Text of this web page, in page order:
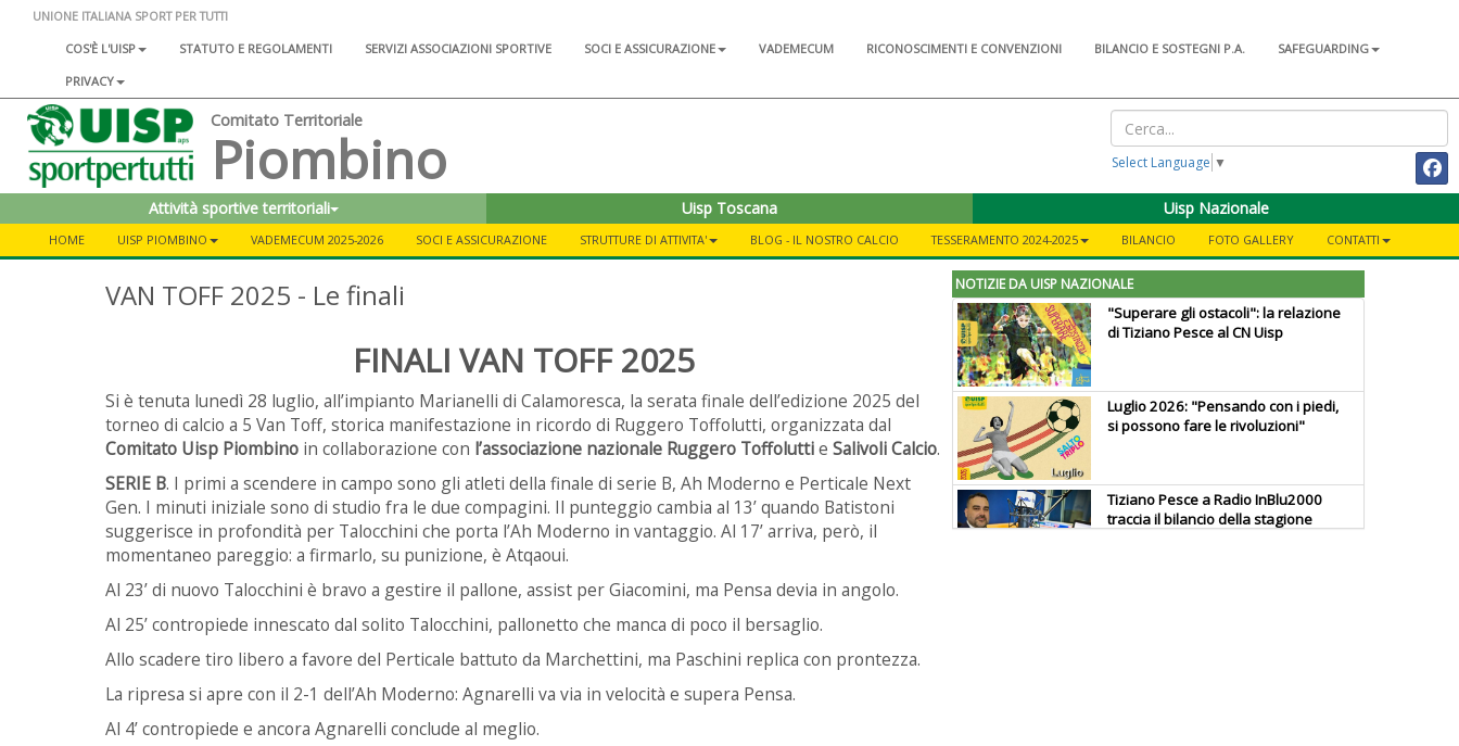
UNIONE ITALIANA SPORT PER TUTTI
COS'È L'UISP
STATUTO E REGOLAMENTI SERVIZI ASSOCIAZIONI SPORTIVE SOCI E ASSICURAZIONE VADEMECUM RICONOSCIMENTI E CONVENZIONI BILANCIO E SOSTEGNI P.A.
SAFEGUARDING
PRIVACY
Comitato Territoriale
Piombino Select Language ▼
Attività sportive territoriali Uisp Toscana Uisp Nazionale
HOME UISP PIOMBINO VADEMECUM 2025-2026 SOCI E ASSICURAZIONE STRUTTURE DI ATTIVITA' BLOG - IL NOSTRO CALCIO TESSERAMENTO 2024-2025 BILANCIO FOTO GALLERY CONTATTI
VAN TOFF 2025 - Le finali
FINALI VAN TOFF 2025
Si è tenuta lunedì 28 luglio, all’impianto Marianelli di Calamoresca, la serata finale dell’edizione 2025 del
torneo di calcio a 5 Van Toff, storica manifestazione in ricordo di Ruggero Toffolutti, organizzata dal
Comitato Uisp Piombino in collaborazione con l’associazione nazionale Ruggero Toffoluttie Salivoli Calcio.
SERIE B. I primi a scendere in campo sono gli atleti della finale di serie B, Ah Moderno e Perticale Next
Gen. I minuti iniziale sono di studio fra le due compagini. Il punteggio cambia al 13’ quando Batistoni
suggerisce in profondità per Talocchini che porta l’Ah Moderno in vantaggio. Al 17’ arriva, però, il
momentaneo pareggio: a firmarlo, su punizione, è Atqaoui.
Al 23’ di nuovo Talocchini è bravo a gestire il pallone, assist per Giacomini, ma Pensa devia in angolo.
Al 25’ contropiede innescato dal solito Talocchini, pallonetto che manca di poco il bersaglio.
Allo scadere tiro libero a favore del Perticale battuto da Marchettini, ma Paschini replica con prontezza.
La ripresa si apre con il 2-1 dell’Ah Moderno: Agnarelli va via in velocità e supera Pensa.
Al 4’ contropiede e ancora Agnarelli conclude al meglio.
NOTIZIE DA UISP NAZIONALE
"Superare gli ostacoli": la relazione
di Tiziano Pesce al CN Uisp
Luglio 2026: "Pensando con i piedi,
si possono fare le rivoluzioni"
Tiziano Pesce a Radio InBlu2000
traccia il bilancio della stagione